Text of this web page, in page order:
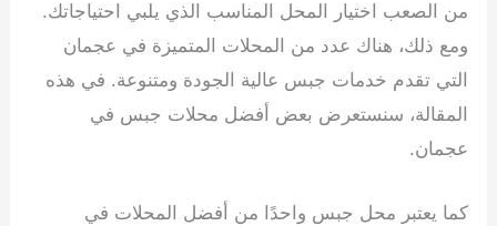
من الصعب اختيار المحل المناسب الذي يلبي احتياجاتك.
ومع ذلك، هناك عدد من المحلات المتميزة في عجمان
التي تقدم خدمات جبس عالية الجودة ومتنوعة. في هذه
المقالة، سنستعرض بعض أفضل محلات جبس في
عجمان.
كما يعتبر محل جبس واحدًا من أفضل المحلات في